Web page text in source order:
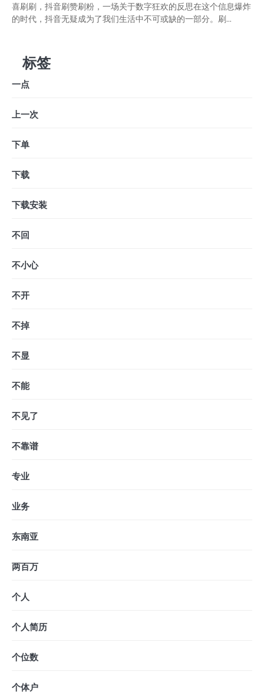
喜刷刷，抖音刷赞刷粉，一场关于数字狂欢的反思在这个信息爆炸
的时代，抖音无疑成为了我们生活中不可或缺的一部分。刷...
标签
一点
上一次
下单
下载
下载安装
不回
不小心
不开
不掉
不显
不能
不见了
不靠谱
专业
业务
东南亚
两百万
个人
个人简历
个位数
个体户